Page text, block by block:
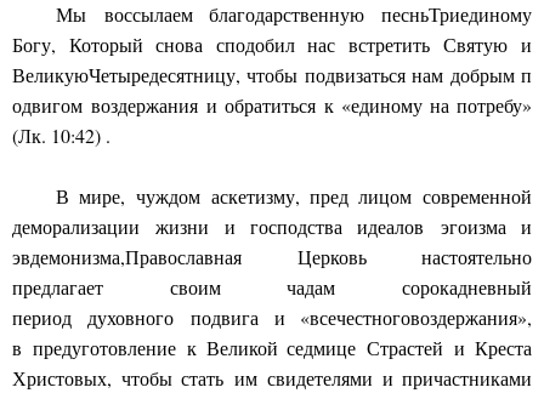
Мы воссылаем благодарственную песньТриединому
Богу, Который снова сподобил нас встретить Святую и
ВеликуюЧетыредесятницу, чтобы подвизатьсянам добрымп
одвигом воздержания и обратиться к «единому на потребу»
(Лк. 10:42) .
В мире, чуждом аскетизму,пред лицомсовременной
деморализациижизни и господства идеалов эгоизма и
эвдемонизма,Православная Церковь настоятельно
предлагает
своим чадамсорокадневный
период духовного подвигаи «всечестноговоздержания»,
в предуготовление к Великой седмицеСтрастей и Креста
Христовых, чтобы стать им свидетелями и причастниками